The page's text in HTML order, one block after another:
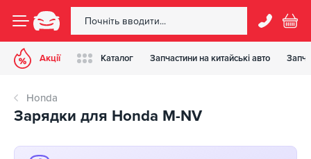
Акції Каталог Запчастини на китайські авто
Honda
Зарядки для Honda M-NV